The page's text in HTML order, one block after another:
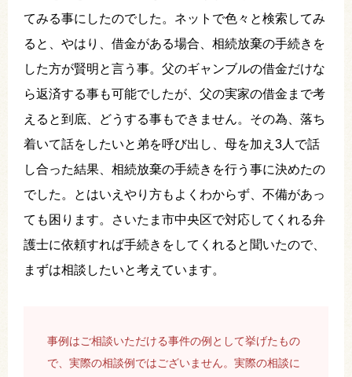
てみる事にしたのでした。ネットで色々と検索してみ
ると、やはり、借金がある場合、相続放棄の手続きを
した方が賢明と言う事。父のギャンブルの借金だけな
ら返済する事も可能でしたが、父の実家の借金まで考
えると到底、どうする事もできません。その為、落ち
着いて話をしたいと弟を呼び出し、母を加え3人で話
し合った結果、相続放棄の手続きを行う事に決めたの
でした。とはいえやり方もよくわからず、不備があっ
ても困ります。さいたま市中央区で対応してくれる弁
護士に依頼すれば手続きをしてくれると聞いたので、
まずは相談したいと考えています。
事例はご相談いただける事件の例として挙げたもの
で、実際の相談例ではございません。実際の相談に